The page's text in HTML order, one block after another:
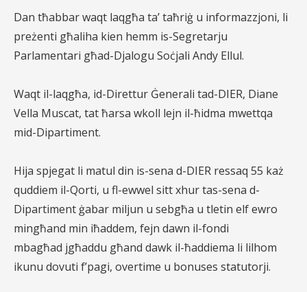
Dan tħabbar waqt laqgħa ta’ taħriġ u informazzjoni, li
preżenti għaliha kien hemm is-Segretarju
Parlamentari għad-Djalogu Soċjali Andy Ellul.
Waqt il-laqgħa, id-Direttur Ġenerali tad-DIER, Diane
Vella Muscat, tat ħarsa wkoll lejn il-ħidma mwettqa
mid-Dipartiment.
Hija spjegat li matul din is-sena d-DIER ressaq 55 każ
quddiem il-Qorti, u fl-ewwel sitt xhur tas-sena d-
Dipartiment ġabar miljun u sebgħa u tletin elf ewro
mingħand min iħaddem, fejn dawn il-fondi
mbagħad jgħaddu għand dawk il-ħaddiema li lilhom
ikunu dovuti f’pagi, overtime u bonuses statutorji.